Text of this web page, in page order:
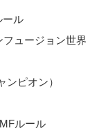
ール
ュージョン世界
ピオン）
ルール